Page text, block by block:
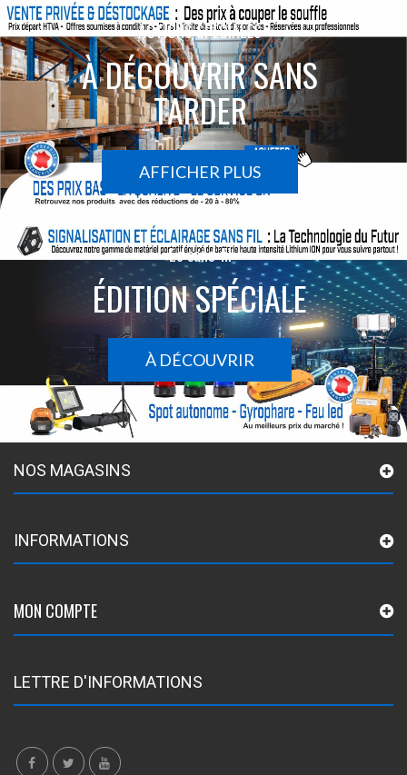
ACTIONS SPÉCIALES
À DÉCOUVRIR SANS
TARDER
AFFICHER PLUS
Le sans-fil
ÉDITION SPÉCIALE
À DÉCOUVRIR
NOS MAGASINS
INFORMATIONS
MON COMPTE
LETTRE D'INFORMATIONS